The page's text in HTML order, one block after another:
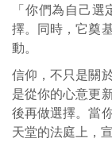
「你們為自己
擇。同時，它奠
動。
信仰，不只是關
是從你的心意更
後再做選擇。當
天堂的法庭上，